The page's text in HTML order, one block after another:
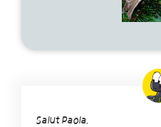
Salut Paola,